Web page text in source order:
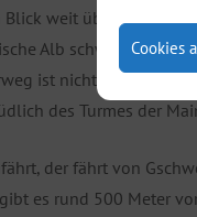
Cookies
weit über die
Alb schweifen
ist nicht weit davon
des Turmes der
der fährt von
es rund 500 Meter